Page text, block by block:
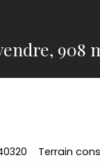
908
Terrain